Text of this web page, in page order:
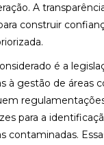
A
construir
é a
à gestão de áreas
para a
contaminadas.